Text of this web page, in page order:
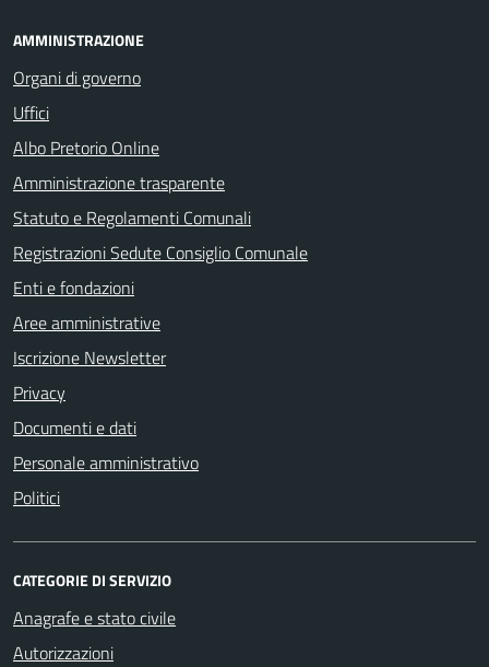
AMMINISTRAZIONE
Organi di governo
Uffici
Albo Pretorio Online
Amministrazione trasparente
Statuto e Regolamenti Comunali
Registrazioni Sedute Consiglio Comunale
Enti e fondazioni
Aree amministrative
Iscrizione Newsletter
Privacy
Documenti e dati
Personale amministrativo
Politici
CATEGORIE DI SERVIZIO
Anagrafe e stato civile
Autorizzazioni